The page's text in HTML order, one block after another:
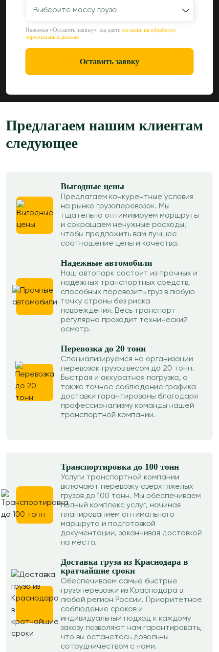
Выберите массу груза
Нажимая «Оставить заявку», вы даете согласие на обработку
персональных данных
Оставить заявку
Предлагаем нашим клиентам
следующее
Выгодные цены
Предлагаем конкурентные условия
на рынке грузоперевозок. Мы
тщательно оптимизируем маршруты
и сокращаем ненужные расходы,
чтобы предложить вам лучшее
соотношение цены и качества.
Надежные автомобили
Наш автопарк состоит из прочных и
надёжных транспортных средств,
способных перевозить груз в любую
точку страны без риска
повреждения. Весь транспорт
регулярно проходит технический
осмотр.
Перевозка до 20 тонн
Специализируемся на организации
перевозок грузов весом до 20 тонн.
Быстрая и аккуратная погрузка, а
также точное соблюдение графика
доставки гарантированы благодаря
профессионализму команды нашей
транспортной компании.
Транспортировка до 100 тонн
Услуги транспортной компании
включают перевозку сверхтяжелых
грузов до 100 тонн. Мы обеспечиваем
полный комплекс услуг, начиная
планированием оптимального
маршрута и подготовкой
документации, заканчивая доставкой
на место.
Доставка груза из Краснодара в
кратчайшие сроки
Обеспечиваем самые быстрые
грузоперевозки из Краснодара в
любой регион России. Приоритетное
соблюдение сроков и
индивидуальный подход к каждому
заказу позволяют нам гарантировать,
что вы останетесь довольны
сотрудничеством с нами.